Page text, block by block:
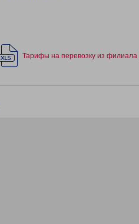
Тарифы на перевозку из филиала